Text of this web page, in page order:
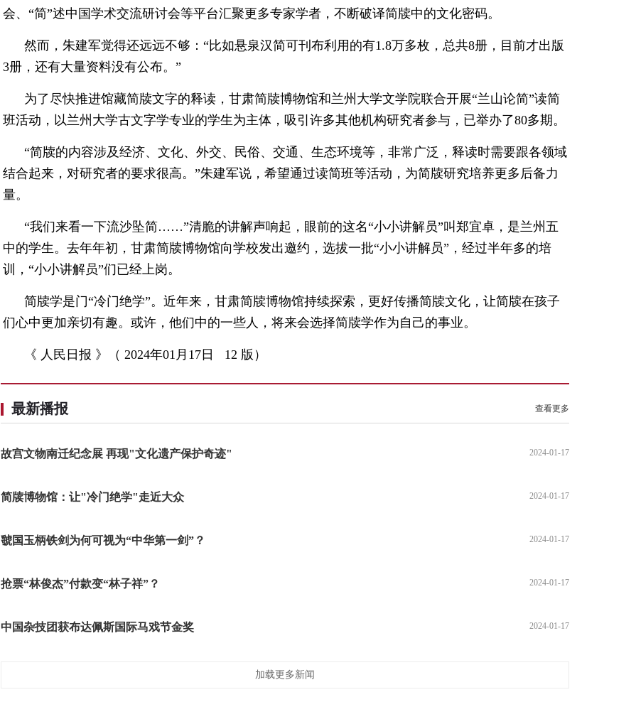
会、“简”述中国学术交流研讨会等平台汇聚更多专家学者，不断破译简牍中的文化密码。
然而，朱建军觉得还远远不够：“比如悬泉汉简可刊布利用的有1.8万多枚，总共8册，目前才出版
3册，还有大量资料没有公布。”
为了尽快推进馆藏简牍文字的释读，甘肃简牍博物馆和兰州大学文学院联合开展“兰山论简”读简
班活动，以兰州大学古文字学专业的学生为主体，吸引许多其他机构研究者参与，已举办了80多期。
“简牍的内容涉及经济、文化、外交、民俗、交通、生态环境等，非常广泛，释读时需要跟各领域
结合起来，对研究者的要求很高。”朱建军说，希望通过读简班等活动，为简牍研究培养更多后备力
量。
“我们来看一下流沙坠简……”清脆的讲解声响起，眼前的这名“小小讲解员”叫郑宜卓，是兰州五
中的学生。去年年初，甘肃简牍博物馆向学校发出邀约，选拔一批“小小讲解员”，经过半年多的培
训，“小小讲解员”们已经上岗。
简牍学是门“冷门绝学”。近年来，甘肃简牍博物馆持续探索，更好传播简牍文化，让简牍在孩子
们心中更加亲切有趣。或许，他们中的一些人，将来会选择简牍学作为自己的事业。
《 人民日报 》（ 2024年01月17日 12 版）
最新播报 查看更多
故宫文物南迁纪念展 再现"文化遗产保护奇迹" 2024-01-17
简牍博物馆：让"冷门绝学"走近大众 2024-01-17
虢国玉柄铁剑为何可视为“中华第一剑”？ 2024-01-17
抢票“林俊杰”付款变“林子祥”？ 2024-01-17
中国杂技团获布达佩斯国际马戏节金奖 2024-01-17
加载更多新闻